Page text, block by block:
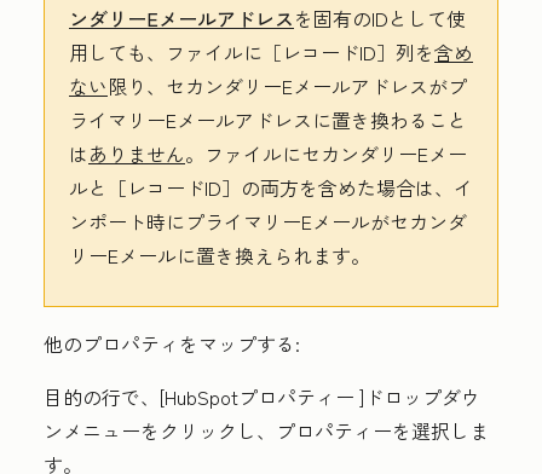
ンダリーEメールアドレスを固有のIDとして使
用しても、ファイルに［レコードID］列を含め
ない限り、セカンダリーEメールアドレスがプ
ライマリーEメールアドレスに置き換わること
はありません。ファイルにセカンダリーEメー
ルと ［レコードID］の両方を含めた場合は、イ
ンポート時にプライマリーEメールがセカンダ
リーEメールに置き換えられます。
他のプロパティをマップする:
目的の行で、[HubSpotプロパティー ]ドロップダウ
ンメニューをクリックし、 プロパティーを選択しま
す。